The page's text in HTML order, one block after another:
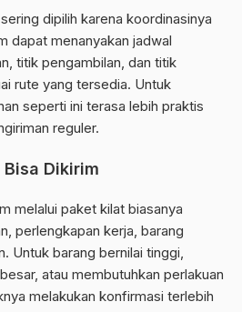
dipilih karena koordinasinya
dapat menanyakan jadwal
titik pengambilan, dan titik
rute yang tersedia. Untuk
seperti ini terasa lebih praktis
reguler.
Dikirim
melalui paket kilat biasanya
perlengkapan kerja, barang
Untuk barang bernilai tinggi,
atau membutuhkan perlakuan
melakukan konfirmasi terlebih